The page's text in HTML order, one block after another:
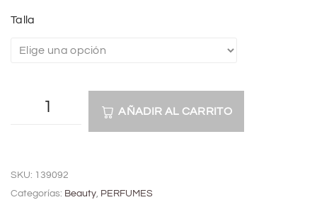
Talla
AÑADIR AL CARRITO
t
SKU: 139092
Categorías: Beauty, PERFUMES